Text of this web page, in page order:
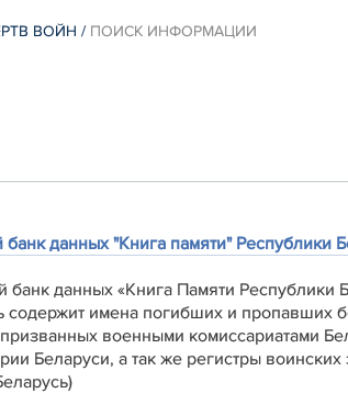
ВОЙН / ПОИСК ИНФОРМАЦИИ
данных "Книга памяти" Республики
банк данных «Книга Памяти Республики
содержит имена погибших и пропавших
военными комиссариатами
Беларуси, а так же регистры